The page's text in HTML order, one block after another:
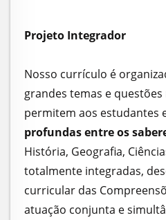
Projeto Integrador
Nosso currículo é
grandes temas e
permitem aos estudantes
profundas entre os
História, Geografia,
totalmente integradas,
curricular das
atuação conjunta e